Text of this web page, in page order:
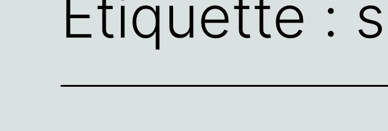
Étiquette :